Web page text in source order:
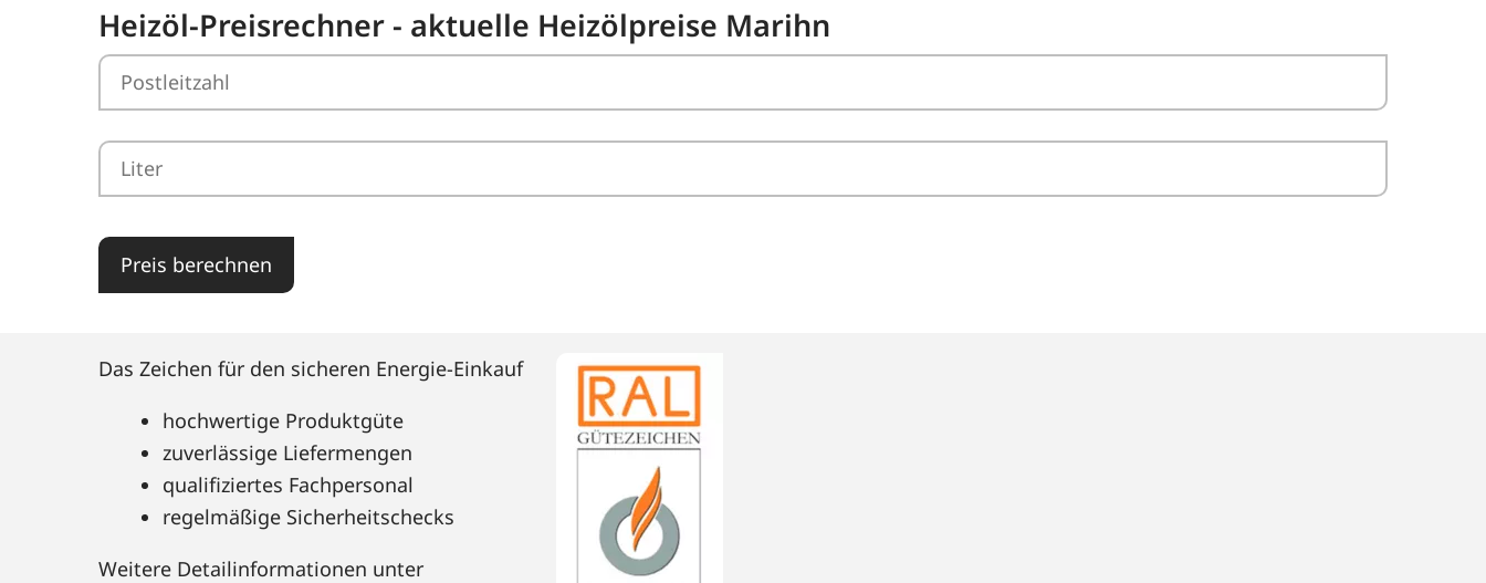
Heizöl-Preisrechner - aktuelle Heizölpreise Marihn
Preis berechnen
Das Zeichen für den sicheren Energie-Einkauf
hochwertige Produktgüte
zuverlässige Liefermengen
qualifiziertes Fachpersonal
regelmäßige Sicherheitschecks
Weitere Detailinformationen unter